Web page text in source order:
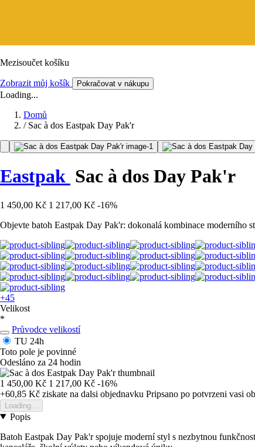
Mezisoučet košíku
Zobrazit můj košík Pokračovat v nákupu
Loading...
Domů
/ Sac à dos Eastpak Day Pak'r
Eastpak Sac à dos Day Pak'r
1 450,00 Kč 1 217,00 Kč -16%
Objevte batoh Eastpak Day Pak'r: dokonalá kombinace moderního
+45
Velikost
*
Průvodce velikostí
TU 24h
Toto pole je povinné
Odesláno za 24 hodin
1 450,00 Kč 1 217,00 Kč -16%
+60,85 Kč ziskate na dalsi objednavku Pripsano po potvrzeni vasi
Loading...
Popis
Batoh Eastpak Day Pak'r spojuje moderní styl s nezbytnou